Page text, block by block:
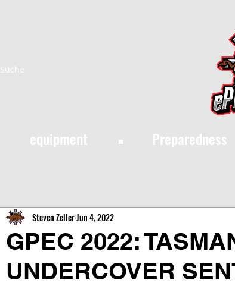
·
equipment Preparedness
Suche
GPEC 2022:
UNDERCOVER
Steven ZellerJun 4, 2022